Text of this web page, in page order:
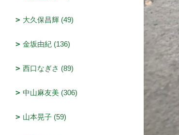
大久保昌輝 (49)
金坂由紀 (136)
西口なぎさ (89)
中山麻友美 (306)
山本晃子 (59)